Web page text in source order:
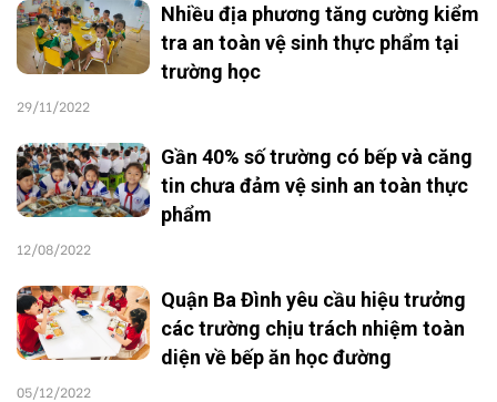
Nhiều địa phương tăng cường kiểm
tra an toàn vệ sinh thực phẩm tại
trường học
29/11/2022
Gần 40% số trường có bếp và căng
tin chưa đảm vệ sinh an toàn thực
phẩm
12/08/2022
Quận Ba Đình yêu cầu hiệu trưởng
các trường chịu trách nhiệm toàn
diện về bếp ăn học đường
05/12/2022